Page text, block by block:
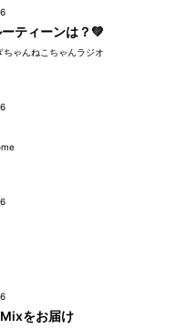
ティーンは？💚
ゃんねこちゃんラジオ
をお届け